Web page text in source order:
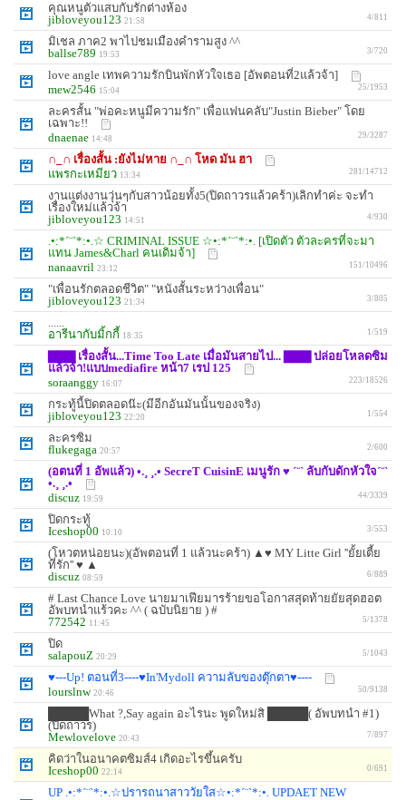
คุณหนูตัวแสบกับรักต่างห้อง
jibloveyou123 21:58 4/811
มิเชล ภาค2 พาไปชมเมืองคำรามสูง ^^
ballse789 19:53 3/720
love angle เทพความรักบินพักหัวใจเธอ [อัพตอนที่2แล้วจ้า]
mew2546 15:04 25/1953
ละครสั้น "พ่อคะหนูมีความรัก" เพื่อแฟนคลับ"Justin Bieber" โดย
เฉพาะ!!
dnaenae 14:48 29/3287
∩_∩ เรื่องสั้น :ยังไม่หาย ∩_∩ โหด มัน ฮา
แพรกะเหมียว 13:34 281/14712
งานแต่งงานวุ่นๆกับสาวน้อยทั้ง5(ปิดถาวรแล้วคร้า)เลิกทำค่ะ จะทำ
เรื่องใหม่แล้วจ้า
jibloveyou123 14:51 4/930
.•:*´¨`*:•.☆ CRIMINAL ISSUE ☆•:*´¨`*:•. [เปิดตัว ตัวละครที่จะมา
แทน James&Charl คนเดิมจ้า]
nanaavril 23:12 151/10496
"เพื่อนรักตลอดชีวิต" "หนังสั้นระหว่างเพื่อน"
jibloveyou123 21:34 3/805
......
อารีนากับมิ้กกี้ 18:35 1/519
▇▇▇ เรื่องสั้น...Time Too Late เมื่อมันสายไป... ▇▇▇ ปล่อยโหลดซิม
แล้วจ้า!แบบmediafire หน้า7 เรป 125
soraanggy 16:07 223/18526
กระทู้นี้ปิดตลอดน๊ะ(มีอีกอันมันนั้นของจริง)
jibloveyou123 22:20 1/554
ละครซิม
flukegaga 20:57 2/600
(อตนที่ 1 อัพแล้ว) •.¸ ¸.• SecreT CuisinE เมนูรัก ♥ ´¨` ลับกับดักหัวใจ´¨`
•.¸ ¸.•
discuz 19:59 44/3339
ปิดกระทู้
Iceshop00 10:10 3/553
(โหวตหน่อยนะ)(อัพตอนที่ 1 แล้วนะคร้า) ▲♥ MY Litte Girl ''ยั้ยเตี้ย
ที่รัก'' ♥ ▲
discuz 08:59 6/889
# Last Chance Love นายมาเฟียมารร้ายขอโอกาสสุดท้ายยัยสุดฮอต
อัพบทนำแร้วคะ ^^ ( ฉบับนิยาย ) #
772542 11:45 5/1378
ปิด
salapouZ 20:29 5/1043
♥---Up! ตอนที่3----♥In'Mydoll ความลับของตุ๊กตา♥----
lourslnw 20:46 50/9138
█████What ?,Say again อะไรนะ พูดใหม่สิ █████( อัพบทนำ #1)
(ปิดถาวร)
Mewlovelove 20:43 7/897
คิดว่าในอนาคตซิมส์4 เกิดอะไรขึ้นครับ
Iceshop00 22:14 0/691
UP .•:*´¨`*:•.☆ปรารถนาสาววัยใส☆•:*´¨`*:•. UPDAET NEW